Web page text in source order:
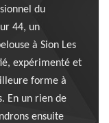
du
44, un
à Sion Les
expérimenté et
forme à
En un rien de
ensuite